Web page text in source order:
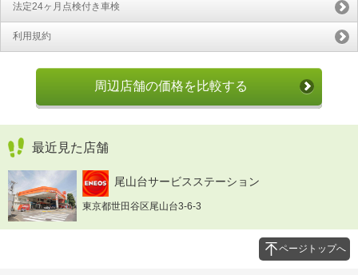
法定24ヶ月点検付き車検
利用規約
周辺店舗の価格を比較する
最近見た店舗
尾山台サービスステーション
東京都世田谷区尾山台3-6-3
ページトップへ